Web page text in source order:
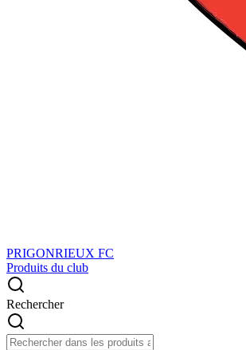
PRIGONRIEUX FC
Produits du club
Rechercher